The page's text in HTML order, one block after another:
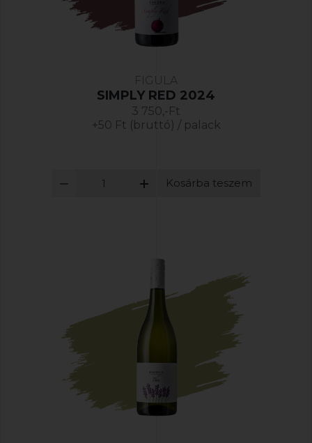
FIGULA
SIMPLY RED 2024
3 750,-Ft
+50 Ft (bruttó) / palack
Kosárba teszem